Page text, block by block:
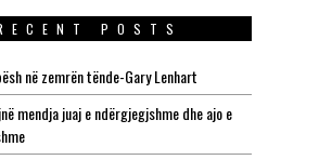
POSTS
në zemrën tënde-Gary Lenhart
mendja juaj e ndërgjegjshme dhe ajo e